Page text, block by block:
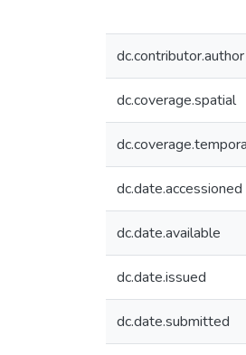
dc.contributor.author
dc.coverage.spatial
dc.date.accessioned
dc.date.available
dc.date.issued
dc.date.submitted